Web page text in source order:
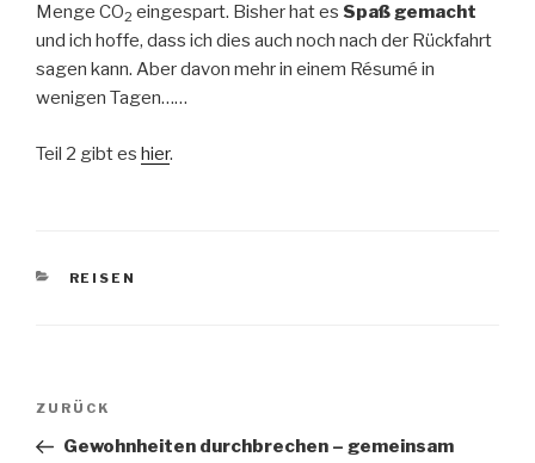
Menge CO2 eingespart. Bisher hat es Spaß gemacht
und ich hoffe, dass ich dies auch noch nach der Rückfahrt
sagen kann. Aber davon mehr in einem Résumé in
wenigen Tagen……
Teil 2 gibt es hier.
KATEGORIEN
REISEN
Beitragsnavigation
Vorheriger
Beitrag
ZURÜCK
Gewohnheiten durchbrechen – gemeinsam